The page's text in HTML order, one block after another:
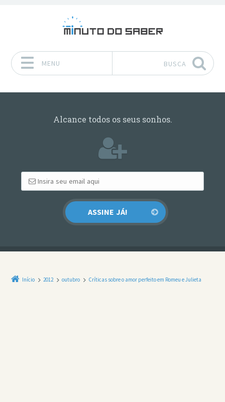
MENU BUSCA
Alcance todos os seus sonhos.
Início 2012 outubro Críticas sobre o amor perfeito em Romeu e Julieta